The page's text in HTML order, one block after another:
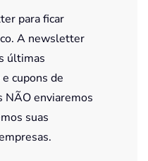
para ficar
A newsletter
últimas
cupons de
NÃO enviaremos
suas